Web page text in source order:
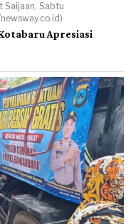
Saijaan, Sabtu
Apresiasi